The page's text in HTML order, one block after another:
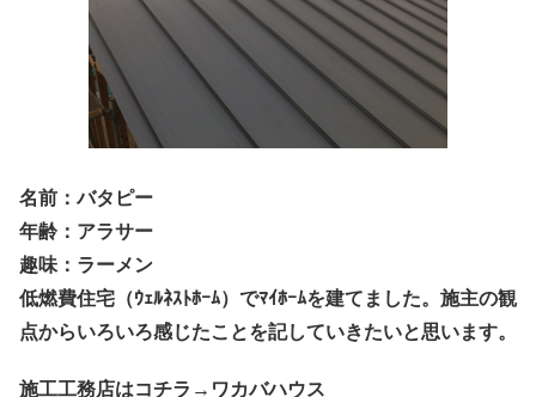
名前：バタピー
年齢：アラサー
趣味：ラーメン
低燃費住宅（ｳｪﾙﾈｽﾄﾎｰﾑ）でﾏｲﾎｰﾑを建てました。施主の観
点からいろいろ感じたことを記していきたいと思います。
施工工務店はコチラ→ワカバハウス